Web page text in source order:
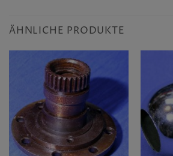
ÄHNLICHE PRODUKTE